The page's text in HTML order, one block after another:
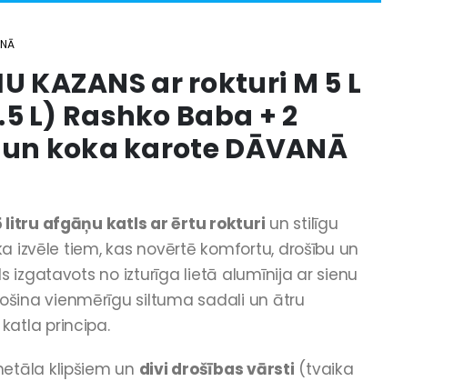
KAZANS ar rokturi M 5 L
L) Rashko Baba + 2
koka karote DĀVANĀ
litru afgāņu katls ar ērtu rokturi un stilīgu
izvēle tiem, kas novērtē komfortu, drošību un
izgatavots no izturīga lietā alumīnija ar sienu
vienmērīgu siltuma sadali un ātru
principa.
klipšiem un divi drošības vārsti (tvaika